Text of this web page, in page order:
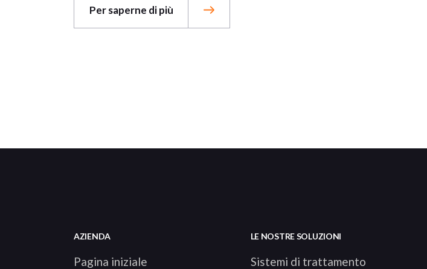
Per saperne di più
AZIENDA
Pagina iniziale
LE NOSTRE SOLUZIONI
Sistemi di trattamento